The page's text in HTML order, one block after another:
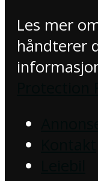
Les mer
håndterer